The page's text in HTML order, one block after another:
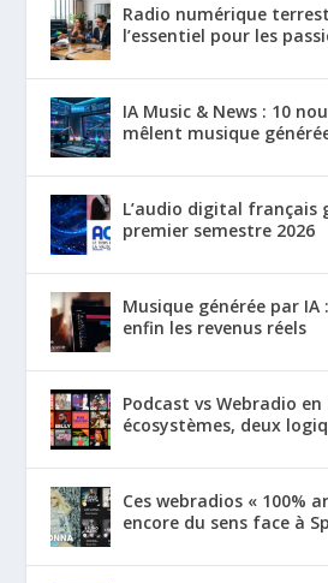
Radio numérique
l’essentiel pour les
IA Music & News : 10
mêlent musique
L’audio digital français
premier semestre 2026
Musique générée par IA
enfin les revenus réels
Podcast vs Webradio en
écosystèmes, deux
Ces webradios « 100%
encore du sens face à